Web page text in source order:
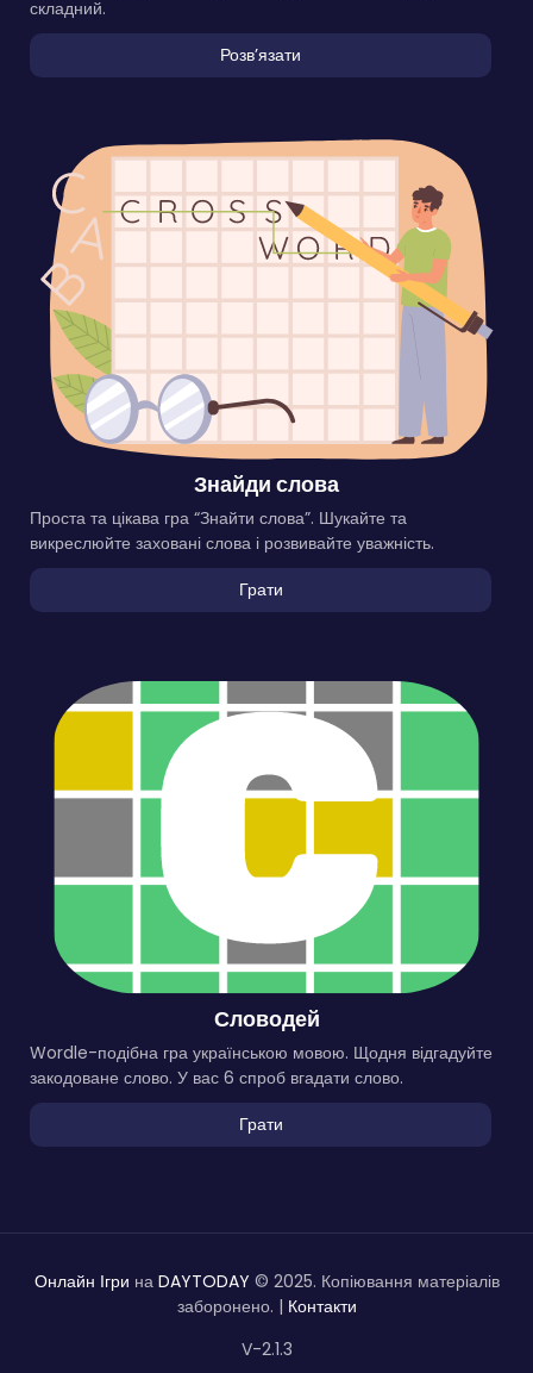
складний.
Розвʼязати
Знайди слова
Проста та цікава гра “Знайти слова”. Шукайте та
викреслюйте заховані слова і розвивайте уважність.
Грати
Словодей
Wordle-подібна гра українською мовою. Щодня відгадуйте
закодоване слово. У вас 6 спроб вгадати слово.
Грати
Онлайн Ігри на DAYTODAY © 2025. Копіювання матеріалів
заборонено. | Контакти
V-2.1.3